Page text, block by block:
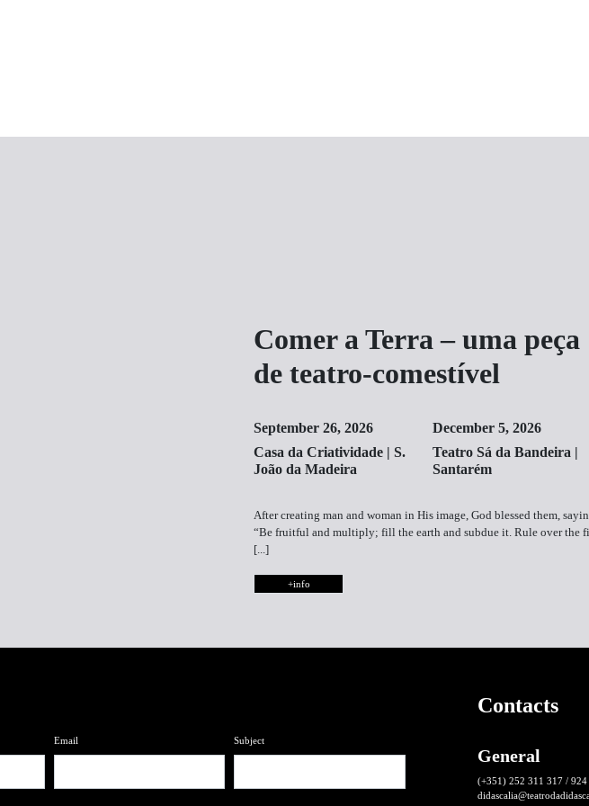
Comer a Terra – uma peça
de teatro-comestível
September 26, 2026
Casa da Criatividade | S.
João da Madeira
December 5, 2026
Teatro Sá da Bandeira |
Santarém
After creating man and woman in His image, God blessed them,
“Be fruitful and multiply; fill the earth and subdue it. Rule over the
[...]
+info
Email Subject
Contacts
General
(+351) 252 311 317 / 924